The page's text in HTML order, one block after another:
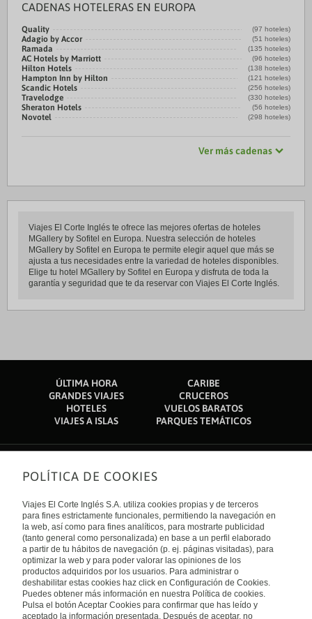
CADENAS HOTELERAS EN EUROPA
Quality (97 hoteles)
Adagio by Accor (51 hoteles)
Ramada (135 hoteles)
AC Hotels by Marriott (96 hoteles)
Hilton Hotels (138 hoteles)
Hampton Inn by Hilton (121 hoteles)
Scandic Hotels (256 hoteles)
Travelodge (330 hoteles)
Sheraton Hotels (56 hoteles)
Novotel (298 hoteles)
Ver más cadenas
Viajes El Corte Inglés te ofrece las mejores ofertas de hoteles
MGallery by Sofitel en Europa. Nuestra selección de hoteles
MGallery by Sofitel en Europa te permite elegir aquel que más se
ajusta a tus necesidades entre la variedad de hoteles disponibles.
Elige tu hotel MGallery by Sofitel en Europa y disfruta de toda la
garantía y seguridad que te da reservar con Viajes El Corte Inglés.
ÚLTIMA HORA
CARIBE
GRANDES VIAJES
CRUCEROS
HOTELES
VUELOS BARATOS
VIAJES A ISLAS
PARQUES TEMÁTICOS
Sobre nosotros
Quiénes somos
Financiación
Sostenibilidad
Turismo accesible
Tarjeta El Corte Inglés
Trabaja con nosotros
El Corte Inglés
Canal Ético
Enlaces de interés
Guías de viaje
Catálogos
Auto check-in
Condiciones Generales
Política de privacidad
Política de cookies
Accesibilidad
Empresas/ Grupos
Internacional
España
POLÍTICA DE COOKIES
Viajes El Corte Inglés S.A. utiliza cookies propias y de terceros
para fines estrictamente funcionales, permitiendo la navegación en
la web, así como para fines analíticos, para mostrarte publicidad
(tanto general como personalizada) en base a un perfil elaborado
a partir de tu hábitos de navegación (p. ej. páginas visitadas), para
optimizar la web y para poder valorar las opiniones de los
productos adquiridos por los usuarios. Para administrar o
deshabilitar estas cookies haz click en Configuración de Cookies.
Puedes obtener más información en nuestra Política de cookies.
Pulsa el botón Aceptar Cookies para confirmar que has leído y
aceptado la información presentada. Después de aceptar, no